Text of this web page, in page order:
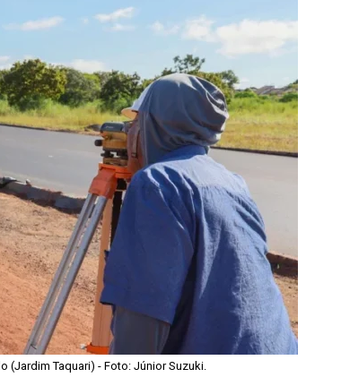
(Jardim Taquari) - Foto: Júnior Suzuki.